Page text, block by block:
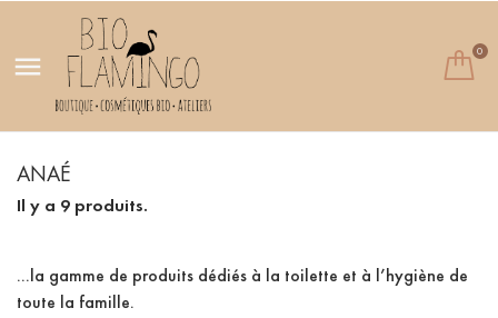
 0
ANAÉ
Il y a 9 produits.
...la gamme de produits dédiés à la toilette et à l’hygiène de
toute la famille.